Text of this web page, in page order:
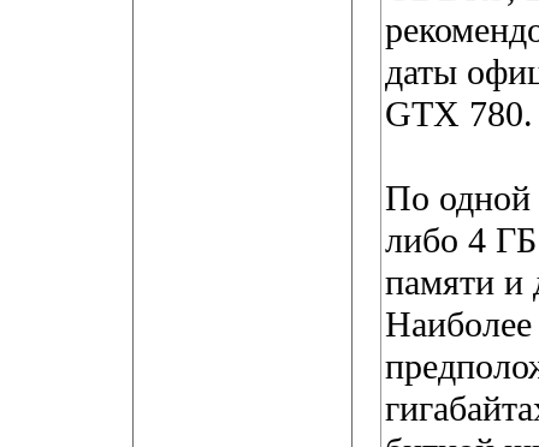
даты
GTX 780.
По одной
либо 4
памяти и
Наиболее